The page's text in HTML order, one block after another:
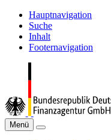
Hauptnavigation
Suche
Inhalt
Footernavigation
Menü